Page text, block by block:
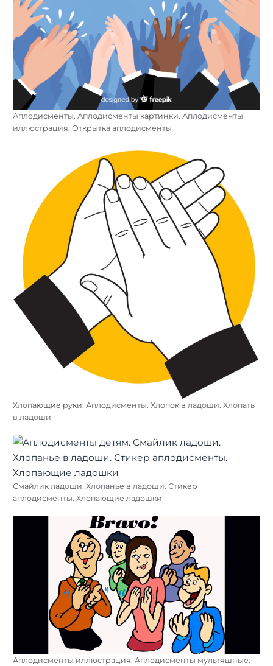
Аплодисменты. Аплодисменты картинки. Аплодисменты
иллюстрация. Открытка аплодисменты
Хлопающие руки. Аплодисменты. Хлопок в ладоши. Хлопать
в ладоши
Смайлик ладоши. Хлопанье в ладоши. Стикер
аплодисменты. Хлопающие ладошки
Аплодисменты иллюстрация. Аплодисменты мультяшные.